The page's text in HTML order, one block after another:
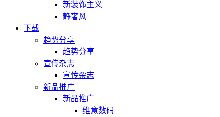
新装饰主义
静奢风
下载
趋势分享
趋势分享
宣传杂志
宣传杂志
新品推广
新品推广
维意数码